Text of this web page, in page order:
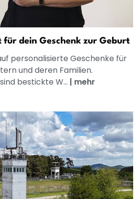
für dein Geschenk zur Geburt
personalisierte Geschenke für
und deren Familien.
bestickte W... | mehr